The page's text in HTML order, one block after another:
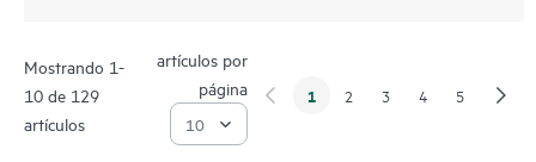
Mostrando 1-
10 de 129
artículos
artículos por
página
1 2 3 4 5